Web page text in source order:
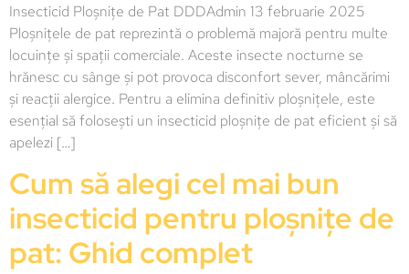
Insecticid Ploșnițe de Pat DDDAdmin 13 februarie 2025
Ploșnițele de pat reprezintă o problemă majoră pentru multe
locuințe și spații comerciale. Aceste insecte nocturne se
hrănesc cu sânge și pot provoca disconfort sever, mâncărimi
și reacții alergice. Pentru a elimina definitiv ploșnițele, este
esențial să folosești un insecticid ploșnițe de pat eficient și să
apelezi […]
Cum să alegi cel mai bun
insecticid pentru ploșnițe de
pat: Ghid complet